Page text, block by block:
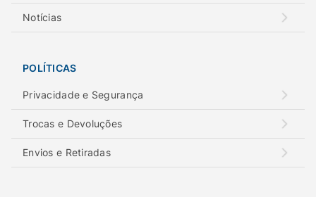
Notícias
POLÍTICAS
Privacidade e Segurança
Trocas e Devoluções
Envios e Retiradas